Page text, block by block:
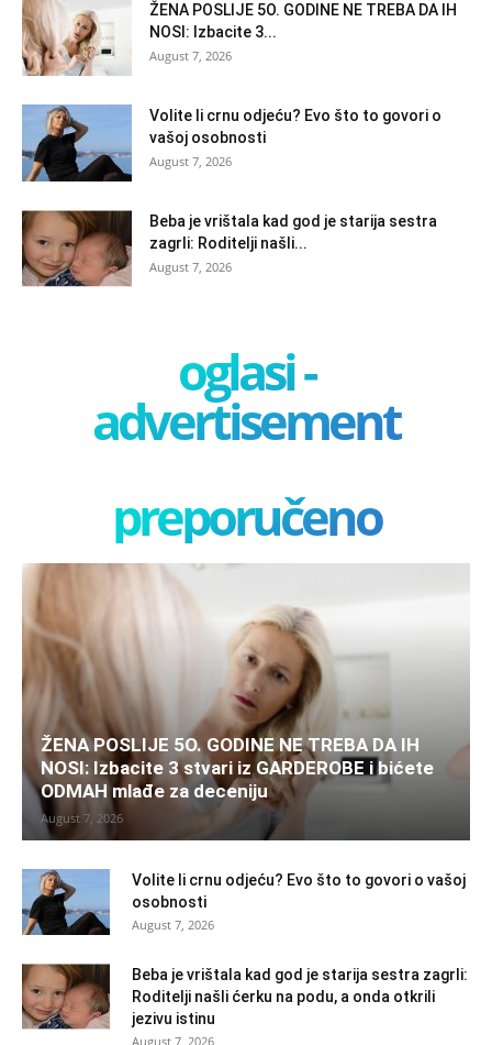
ŽENA POSLIJE 5O. GODINE NE TREBA DA IH
NOSI: Izbacite 3...
August 7, 2026
Volite li crnu odjeću? Evo što to govori o
vašoj osobnosti
August 7, 2026
Beba je vrištala kad god je starija sestra
zagrli: Roditelji našli...
August 7, 2026
oglasi -
advertisement
preporučeno
ŽENA POSLIJE 5O. GODINE NE TREBA DA IH
NOSI: Izbacite 3 stvari iz GARDEROBE i bićete
ODMAH mlađe za deceniju
August 7, 2026
Volite li crnu odjeću? Evo što to govori o vašoj
osobnosti
August 7, 2026
Beba je vrištala kad god je starija sestra zagrli:
Roditelji našli ćerku na podu, a onda otkrili
jezivu istinu
August 7, 2026